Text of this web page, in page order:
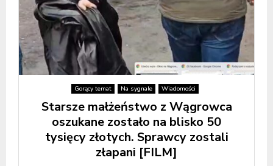
Gorący temat Na sygnale Wiadomości
Starsze małżeństwo z Wągrowca
oszukane zostało na blisko 50
tysięcy złotych. Sprawcy zostali
złapani [FILM]